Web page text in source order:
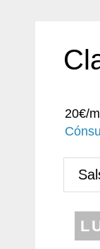
20€/
Cónsul